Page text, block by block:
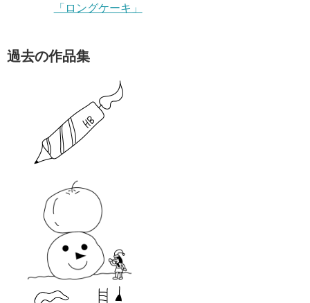
「ロングケーキ」
過去の作品集